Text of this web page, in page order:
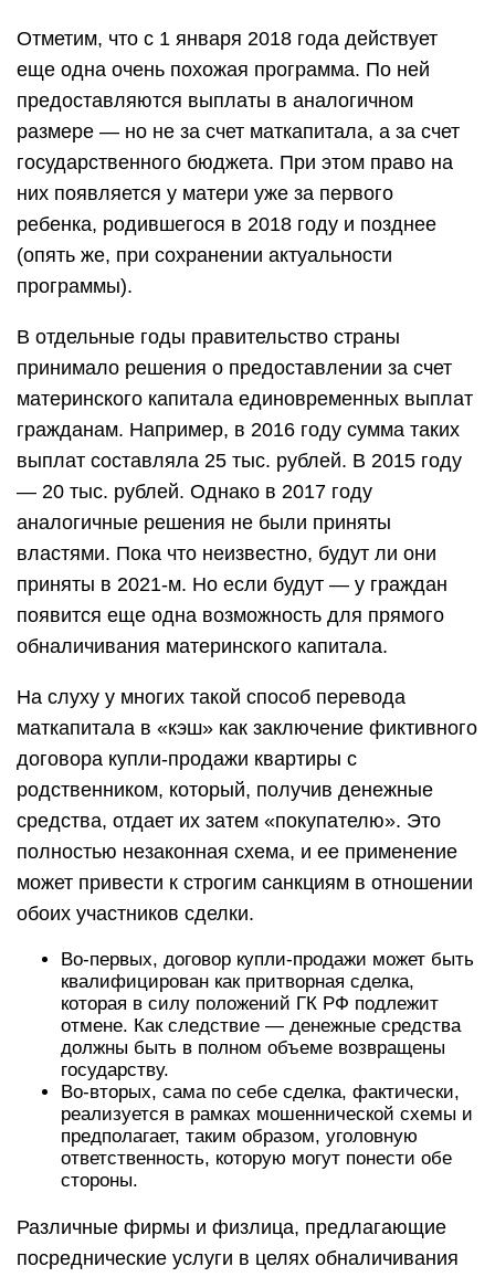
Отметим, что с 1 января 2018 года действует
еще одна очень похожая программа. По ней
предоставляются выплаты в аналогичном
размере — но не за счет маткапитала, а за счет
государственного бюджета. При этом право на
них появляется у матери уже за первого
ребенка, родившегося в 2018 году и позднее
(опять же, при сохранении актуальности
программы).
В отдельные годы правительство страны
принимало решения о предоставлении за счет
материнского капитала единовременных выплат
гражданам. Например, в 2016 году сумма таких
выплат составляла 25 тыс. рублей. В 2015 году
— 20 тыс. рублей. Однако в 2017 году
аналогичные решения не были приняты
властями. Пока что неизвестно, будут ли они
приняты в 2021-м. Но если будут — у граждан
появится еще одна возможность для прямого
обналичивания материнского капитала.
На слуху у многих такой способ перевода
маткапитала в «кэш» как заключение фиктивного
договора купли-продажи квартиры с
родственником, который, получив денежные
средства, отдает их затем «покупателю». Это
полностью незаконная схема, и ее применение
может привести к строгим санкциям в отношении
обоих участников сделки.
Во-первых, договор купли-продажи может быть
квалифицирован как притворная сделка,
которая в силу положений ГК РФ подлежит
отмене. Как следствие — денежные средства
должны быть в полном объеме возвращены
государству.
Во-вторых, сама по себе сделка, фактически,
реализуется в рамках мошеннической схемы и
предполагает, таким образом, уголовную
ответственность, которую могут понести обе
стороны.
Различные фирмы и физлица, предлагающие
посреднические услуги в целях обналичивания